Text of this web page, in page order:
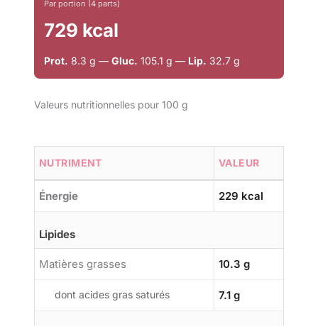
Par portion (4 parts)
729 kcal
Prot. 8.3 g — Gluc. 105.1 g — Lip. 32.7 g
Valeurs nutritionnelles pour 100 g
NUTRIMENT VALEUR
Énergie 229 kcal
Lipides
Matières grasses 10.3 g
dont acides gras saturés 7.1 g